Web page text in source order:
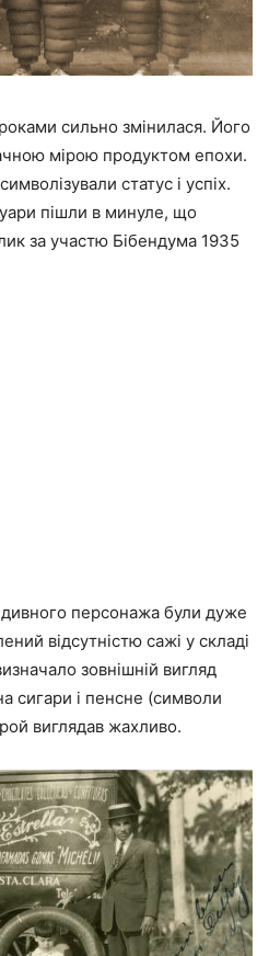
сильно змінилася. Його
мірою продуктом епохи.
статус і успіх.
пішли в минуле, що
за участю Бібендума 1935
персонажа були дуже
відсутністю сажі у складі
зовнішній вигляд
сигари і пенсне (символи
виглядав жахливо.